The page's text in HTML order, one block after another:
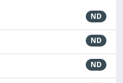
ND
ND
ND